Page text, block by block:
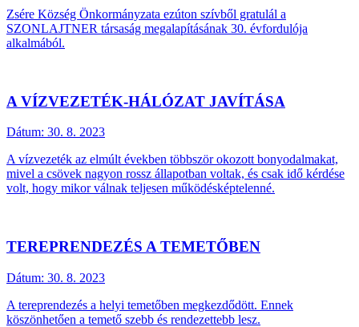
Zsére Község Önkormányzata ezúton szívből gratulál a
SZONLAJTNER társaság megalapításának 30. évfordulója
alkalmából.
A VÍZVEZETÉK-HÁLÓZAT JAVÍTÁSA
Dátum: 30. 8. 2023
A vízvezeték az elmúlt években többször okozott bonyodalmakat,
mivel a csövek nagyon rossz állapotban voltak, és csak idő kérdése
volt, hogy mikor válnak teljesen működésképtelenné.
TEREPRENDEZÉS A TEMETŐBEN
Dátum: 30. 8. 2023
A tereprendezés a helyi temetőben megkezdődött. Ennek
köszönhetően a temető szebb és rendezettebb lesz.